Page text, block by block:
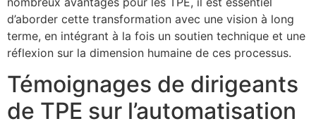
d’aborder cette transformation avec une vision à long
terme, en intégrant à la fois un soutien technique et une
réflexion sur la dimension humaine de ces processus.
Témoignages de dirigeants
de TPE sur l’automatisation